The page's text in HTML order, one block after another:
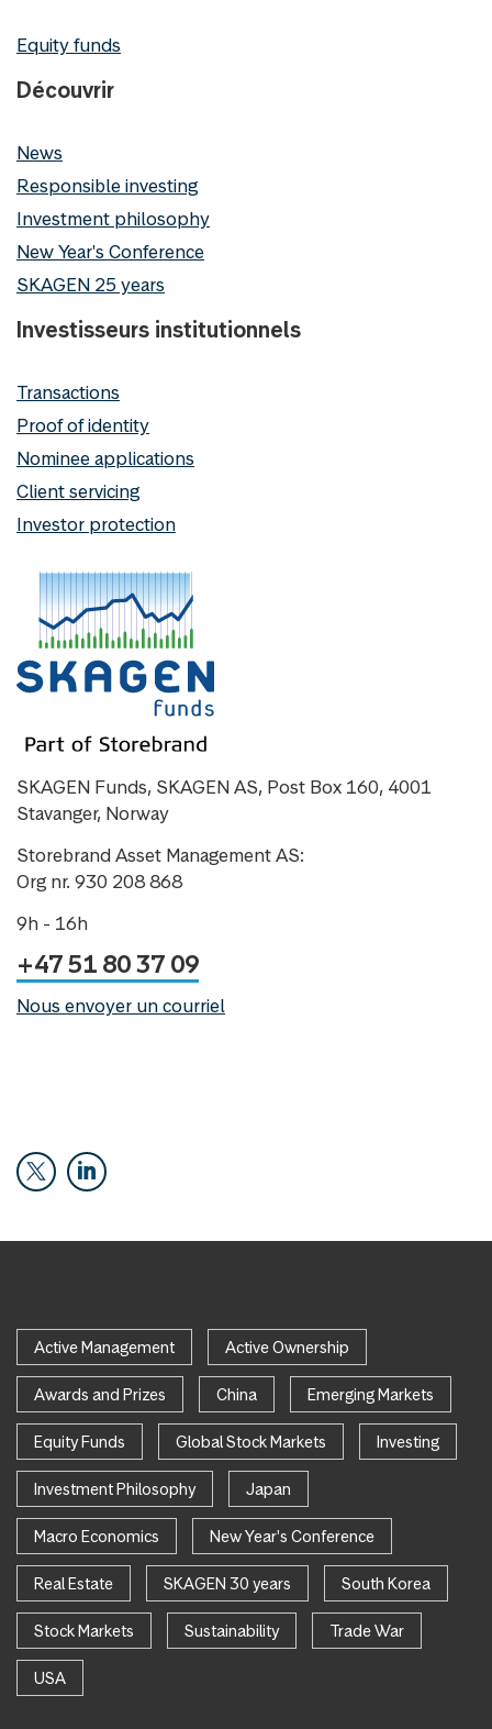
Equity funds
Découvrir
News
Responsible investing
Investment philosophy
New Year's Conference
SKAGEN 25 years
Investisseurs institutionnels
Transactions
Proof of identity
Nominee applications
Client servicing
Investor protection
SKAGEN Funds, SKAGEN AS, Post Box 160, 4001
Stavanger, Norway
Storebrand Asset Management AS:
Org nr. 930 208 868
9h - 16h
+47 51 80 37 09
Nous envoyer un courriel
Active Management Active Ownership
Awards and Prizes China Emerging Markets
Equity Funds Global Stock Markets Investing
Investment Philosophy Japan
Macro Economics New Year's Conference
Real Estate SKAGEN 30 years South Korea
Stock Markets Sustainability Trade War
USA